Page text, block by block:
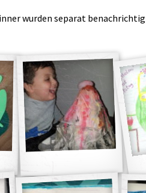
wurden separat